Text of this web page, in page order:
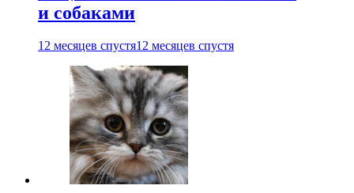
и собаками
12 месяцев спустя12 месяцев спустя